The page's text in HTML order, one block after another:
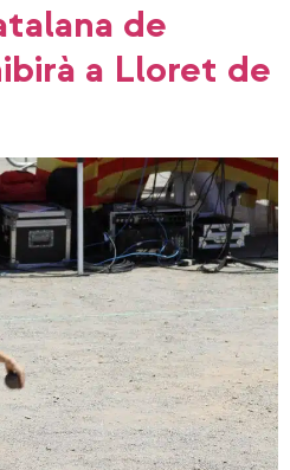
de
a Lloret de